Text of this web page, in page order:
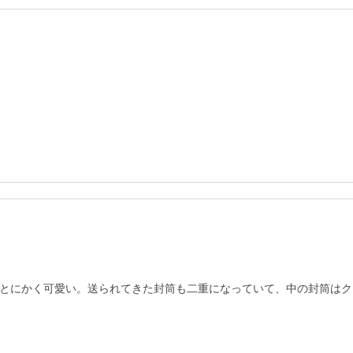
にかく可愛い。送られてきた封筒も二重になっていて、中の封筒は